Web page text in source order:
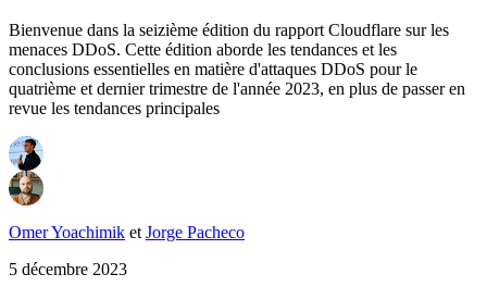
Bienvenue dans la seizième édition du rapport Cloudflare sur les
menaces DDoS. Cette édition aborde les tendances et les
conclusions essentielles en matière d'attaques DDoS pour le
quatrième et dernier trimestre de l'année 2023, en plus de passer en
revue les tendances principales
Omer Yoachimik et Jorge Pacheco
5 décembre 2023